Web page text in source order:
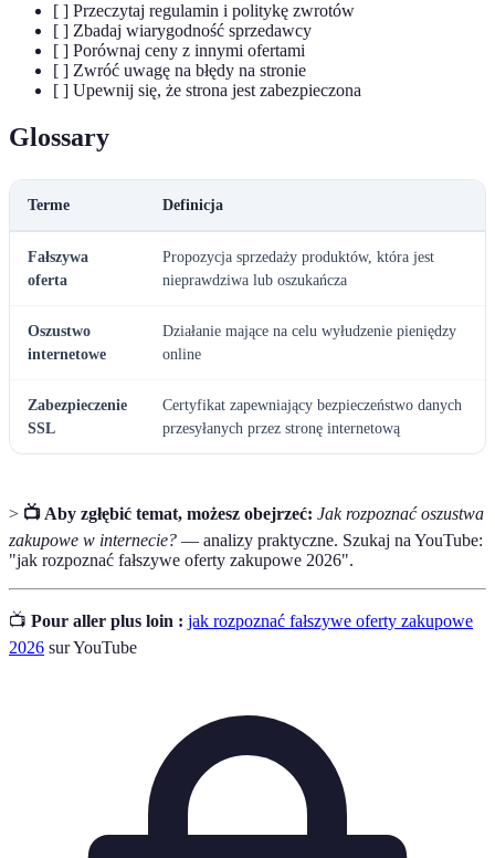
[ ] Przeczytaj regulamin i politykę zwrotów
[ ] Zbadaj wiarygodność sprzedawcy
[ ] Porównaj ceny z innymi ofertami
[ ] Zwróć uwagę na błędy na stronie
[ ] Upewnij się, że strona jest zabezpieczona
Glossary
Terme Definicja
Fałszywa
oferta
Propozycja sprzedaży produktów, która jest
nieprawdziwa lub oszukańcza
Oszustwo
internetowe
Działanie mające na celu wyłudzenie pieniędzy
online
Zabezpieczenie
SSL
Certyfikat zapewniający bezpieczeństwo danych
przesyłanych przez stronę internetową
> 📺 Aby zgłębić temat, możesz obejrzeć: Jak rozpoznać oszustwa
zakupowe w internecie? — analizy praktyczne. Szukaj na YouTube:
"jak rozpoznać fałszywe oferty zakupowe 2026".
📺 Pour aller plus loin : jak rozpoznać fałszywe oferty zakupowe
2026 sur YouTube